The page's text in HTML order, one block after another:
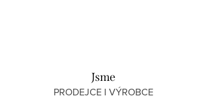
Jsme
PRODEJCE I VÝROBCE